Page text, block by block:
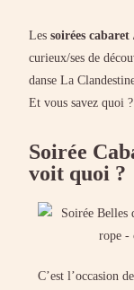
Lessoirées
curieux/ses de
danseLa
Et vous savez quoi
Soirée
voit quoi ?
C’est l’occasion